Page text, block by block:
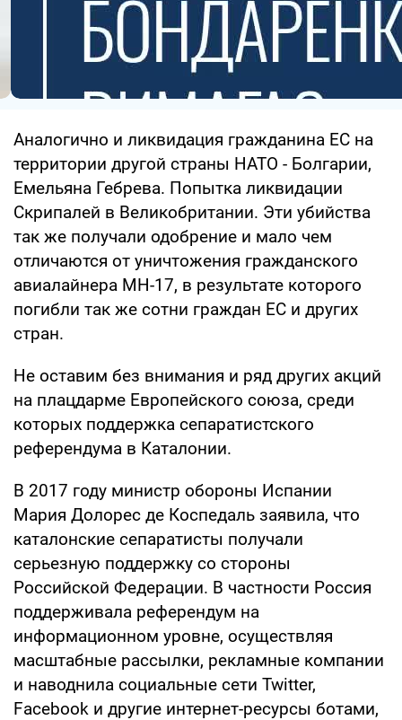
Аналогично и ликвидация гражданина ЕС на
территории другой страны НАТО - Болгарии,
Емельяна Гебрева. Попытка ликвидации
Скрипалей в Великобритании. Эти убийства
так же получали одобрение и мало чем
отличаются от уничтожения гражданского
авиалайнера МН-17, в результате которого
погибли так же сотни граждан ЕС и других
стран.
Не оставим без внимания и ряд других акций
на плацдарме Европейского союза, среди
которых поддержка сепаратистского
референдума в Каталонии.
В 2017 году министр обороны Испании
Мария Долорес де Коспедаль заявила, что
каталонские сепаратисты получали
серьезную поддержку со стороны
Российской Федерации. В частности Россия
поддерживала референдум на
информационном уровне, осуществляя
масштабные рассылки, рекламные компании
и наводнила социальные сети Twitter,
Facebook и другие интернет-ресурсы ботами,